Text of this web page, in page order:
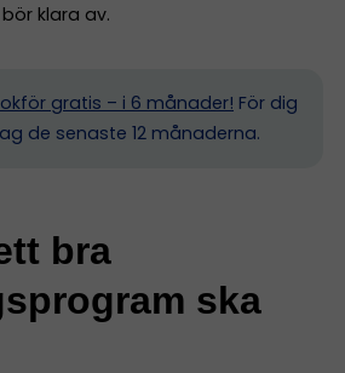
klara av.
gratis – i 6 månader! För dig
de senaste 12 månaderna.
bra
ska